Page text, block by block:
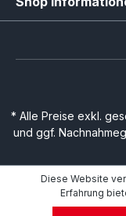
* Alle Preise exkl.
und ggf.
Diese Website
Erfahrung